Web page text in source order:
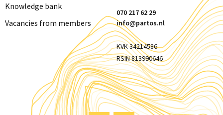
Knowledge bank
Vacancies from members
070 217 62 29
info@partos.nl
KVK 34214586
RSIN 813990646